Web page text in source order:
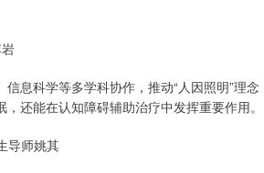
息科学等多学科协作，推动“人因照明”理念
还能在认知障碍辅助治疗中发挥重要作用。
导师姚其